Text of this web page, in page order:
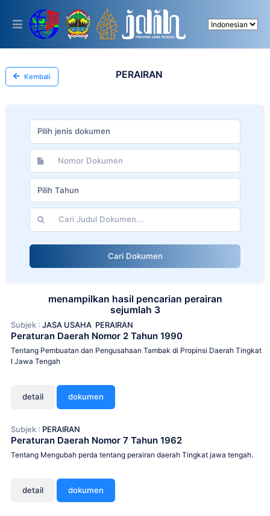
This
includes
accessibility
system.
Kembali PERAIRAN
Pilih jenis dokumen
Pilih Tahun
Cari Dokumen
menampilkan hasil pencarian perairan
sejumlah 3
Subjek : JASA USAHA PERAIRAN
Peraturan Daerah Nomor 2 Tahun 1990
Tentang Pembuatan dan Pengusahaan Tambak di Propinsi Daerah Tingkat
I Jawa Tengah
detail dokumen
Subjek : PERAIRAN
Peraturan Daerah Nomor 7 Tahun 1962
Tentang Mengubah perda tentang perairan daerah Tingkat jawa tengah.
detail dokumen